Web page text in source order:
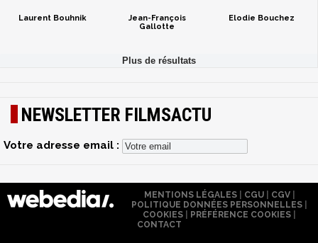
Laurent Bouhnik
Jean-François
Gallotte
Elodie Bouchez
NEWSLETTER FILMSACTU
Votre adresse email :
MENTIONS LÉGALES| CGU| CGV|
POLITIQUE DONNÉES PERSONNELLES
COOKIES
PRÉFÉRENCE COOKIES
CONTACT